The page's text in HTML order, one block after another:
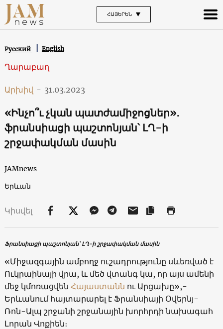
ՀԱՅԵՐԵՆ
Русский English
Ղարաբաղ
Արխիվ - 31.03.2023
«Ինչո՞ւ չկան պատժամիջոցներ»․
ֆրանսիացի պաշտոնյան՝ ԼՂ-ի
շրջափակման մասին
JAMnews
Երևան
Կիսվել
Ֆրանսիացի պաշտոնյան՝ ԼՂ-ի շրջափակման մասին
«Միջազգային ամբողջ ուշադրությունը սևեռված է
Ուկրաինայի վրա, և մեծ վտանգ կա, որ այս ամենի
մեջ կմոռացվեն Հայաստանն ու Արցախը»,-
Երևանում հայտարարել է Ֆրանսիայի Օվերնյ-
Ռոն-Ալպ շրջանի շրջանային խորհրդի նախագահ
Լորան Վոքիեն։